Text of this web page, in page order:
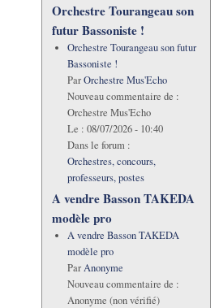
Orchestre Tourangeau son
futur Bassoniste !
Orchestre Tourangeau son futur
Bassoniste !
ParOrchestre Mus'Echo
Nouveau commentaire de :
Orchestre Mus'Echo
Le : 08/07/2026 - 10:40
Dans le forum :
Orchestres, concours,
professeurs, postes
A vendre Basson TAKEDA
modèle pro
A vendre Basson TAKEDA
modèle pro
ParAnonyme
Nouveau commentaire de :
Anonyme (non vérifié)